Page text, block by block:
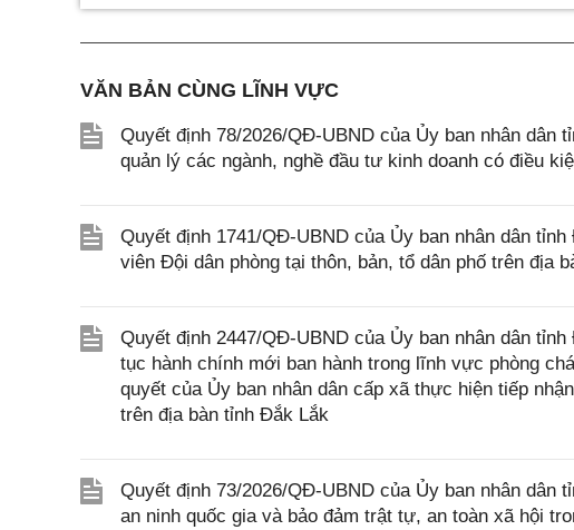
VĂN BẢN CÙNG LĨNH VỰC
Quyết định 78/2026/QĐ-UBND của Ủy ban nhân dân
quản lý các ngành, nghề đầu tư kinh doanh có điều
Quyết định 1741/QĐ-UBND của Ủy ban nhân dân
viên Đội dân phòng tại thôn, bản, tổ dân phố trên địa
Quyết định 2447/QĐ-UBND của Ủy ban nhân dân
tục hành chính mới ban hành trong lĩnh vực phòng
quyết của Ủy ban nhân dân cấp xã thực hiện tiếp
trên địa bàn tỉnh Đắk Lắk
Quyết định 73/2026/QĐ-UBND của Ủy ban nhân dân
an ninh quốc gia và bảo đảm trật tự, an toàn xã hội